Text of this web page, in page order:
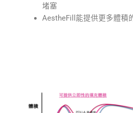
堵塞
AestheFill能提供更多體積